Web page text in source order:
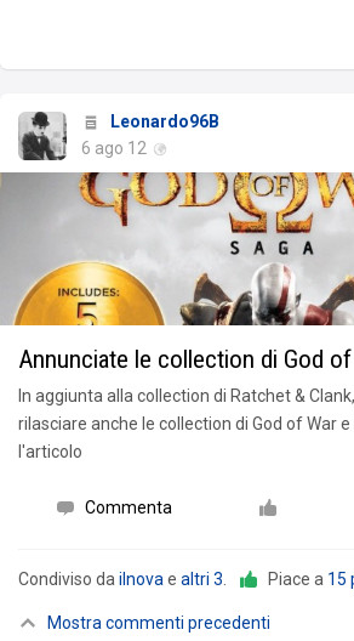
Leonardo96B
6 ago 12
Annunciate le collection di God
In aggiunta alla collection di Ratchet &
rilasciare anche le collection di God of War
l'articolo
Commenta
Condiviso da ilnova e altri 3 Piace a 15
Mostra commenti precedenti